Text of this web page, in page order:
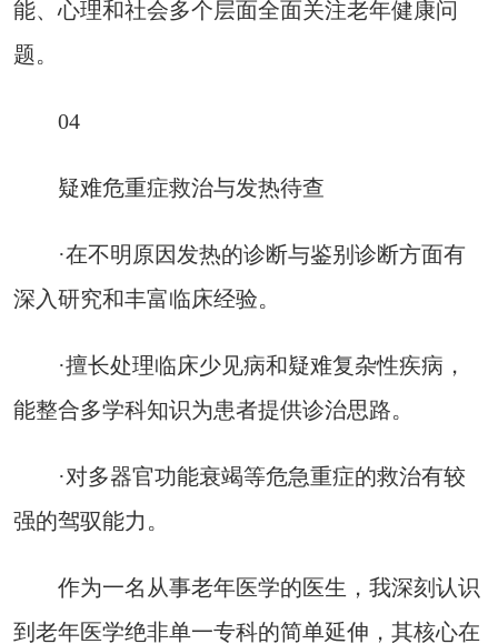
能、心理和社会多个层面全面关注老年健康问
题。
04
疑难危重症救治与发热待查
·在不明原因发热的诊断与鉴别诊断方面有
深入研究和丰富临床经验。
·擅长处理临床少见病和疑难复杂性疾病，
能整合多学科知识为患者提供诊治思路。
·对多器官功能衰竭等危急重症的救治有较
强的驾驭能力。
作为一名从事老年医学的医生，我深刻认识
到老年医学绝非单一专科的简单延伸，其核心在